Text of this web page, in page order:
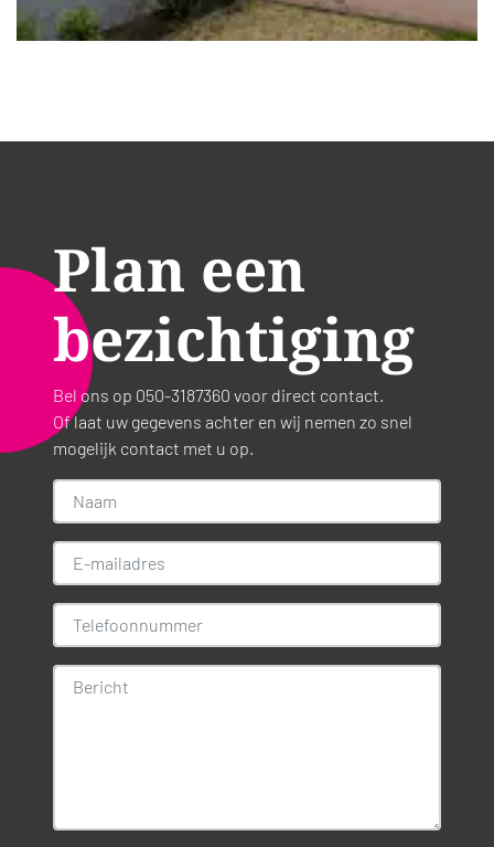
Plan een
bezichtiging
Bel ons op 050-3187360 voor direct contact.
Of laat uw gegevens achter en wij nemen zo snel
mogelijk contact met u op.